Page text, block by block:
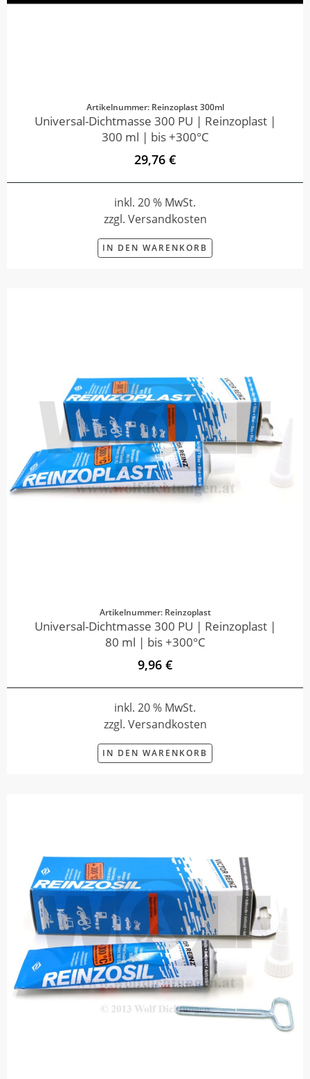
Artikelnummer: Reinzoplast 300ml
Universal-Dichtmasse 300 PU | Reinzoplast |
300 ml | bis +300°C
29,76 €
inkl. 20 % MwSt.
zzgl. Versandkosten
IN DEN WARENKORB
Artikelnummer: Reinzoplast
Universal-Dichtmasse 300 PU | Reinzoplast |
80 ml | bis +300°C
9,96 €
inkl. 20 % MwSt.
zzgl. Versandkosten
IN DEN WARENKORB